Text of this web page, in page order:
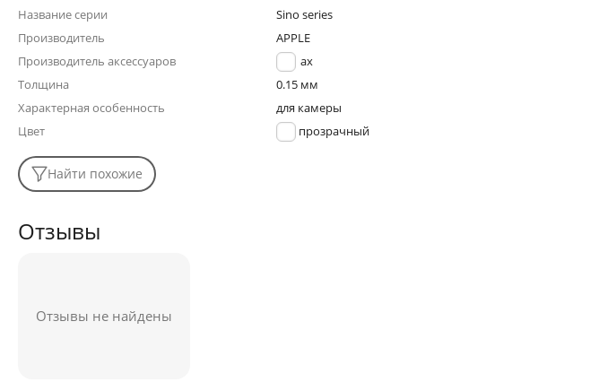
Название серии
Sino series
Производитель
APPLE
Производитель аксессуаров
Remax
Толщина
0.15 мм
Характерная особенность
для камеры
Цвет
прозрачный
Найти похожие
Отзывы
Отзывы не найдены